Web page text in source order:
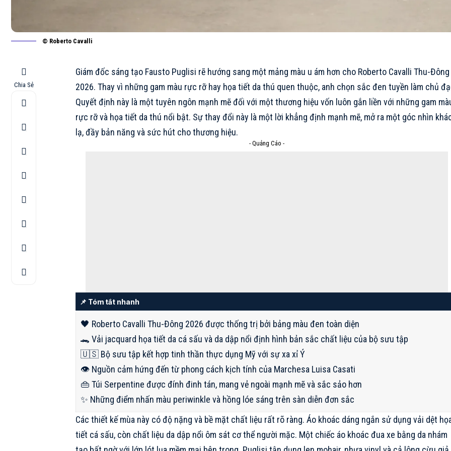
© Roberto Cavalli
Chia Sẻ
Giám đốc sáng tạo Fausto Puglisi rẽ hướng sang một mảng màu u ám hơn cho Roberto Cavalli Thu-Đông
2026. Thay vì những gam màu rực rỡ hay họa tiết da thú quen thuộc, anh chọn sắc đen tuyền làm chủ
Quyết định này là một tuyên ngôn mạnh mẽ đối với một thương hiệu vốn luôn gắn liền với những gam
rực rỡ và họa tiết da thú nổi bật. Sự thay đổi này là một lời khẳng định mạnh mẽ, mở ra một góc nhìn
lạ, đầy bản năng và sức hút cho thương hiệu.
- Quảng Cáo -
📌 Tóm tắt nhanh
🖤 Roberto Cavalli Thu-Đông 2026 được thống trị bởi bảng màu đen toàn diện
🐊 Vải jacquard họa tiết da cá sấu và da dập nổi định hình bản sắc chất liệu của bộ sưu tập
🇺🇸 Bộ sưu tập kết hợp tinh thần thực dụng Mỹ với sự xa xỉ Ý
👁 Nguồn cảm hứng đến từ phong cách kịch tính của Marchesa Luisa Casati
👜 Túi Serpentine được đính đinh tán, mang vẻ ngoài mạnh mẽ và sắc sảo hơn
✨ Những điểm nhấn màu periwinkle và hồng lóe sáng trên sàn diễn đơn sắc
Các thiết kế mùa này có độ nặng và bề mặt chất liệu rất rõ ràng. Áo khoác dáng ngắn sử dụng vải dệt
tiết cá sấu, còn chất liệu da dập nổi ôm sát cơ thể người mặc. Một chiếc áo khoác đua xe bằng da nhám